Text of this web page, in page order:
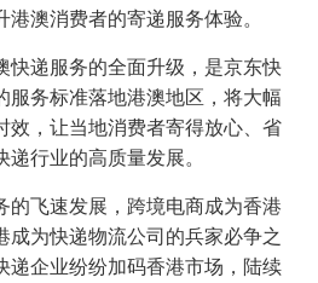
澳消费者的寄递服务体验。
快递服务的全面升级，是京东快
服务标准落地港澳地区，将大幅
效，让当地消费者寄得放心、省
行业的高质量发展。
的飞速发展，跨境电商成为香港
成为快递物流公司的兵家必争之
递企业纷纷加码香港市场，陆续